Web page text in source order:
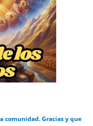
comunidad. Gracias y que